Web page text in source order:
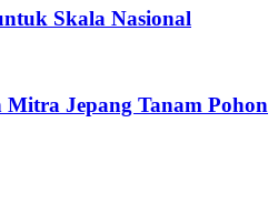
Skala Nasional
Jepang Tanam Pohon